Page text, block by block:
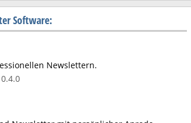
Software:
Newslettern.